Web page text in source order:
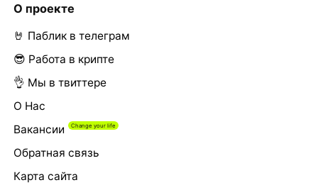
О проекте
🤘 Паблик в телеграм
😎 Работа в крипте
👌 Мы в твиттере
О Нас
Вакансии
Обратная связь
Карта сайта